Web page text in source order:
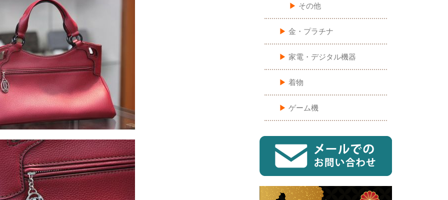
▶︎ その他
▶︎ 金・プラチナ
▶︎ 家電・デジタル機器
▶︎ 着物
▶︎ ゲーム機